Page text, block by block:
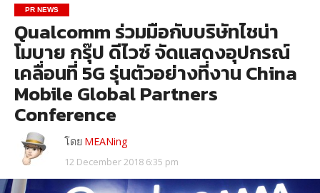
PR NEWS
Qualcomm ร่วมมือกับบริษัทไชน่า
โมบาย กรุ๊ป ดีไวซ์ จัดแสดงอุปกรณ์
เคลื่อนที่ 5G รุ่นตัวอย่างที่งาน China
Mobile Global Partners
Conference
โดย MEANing
12 December 2018 6:35 pm